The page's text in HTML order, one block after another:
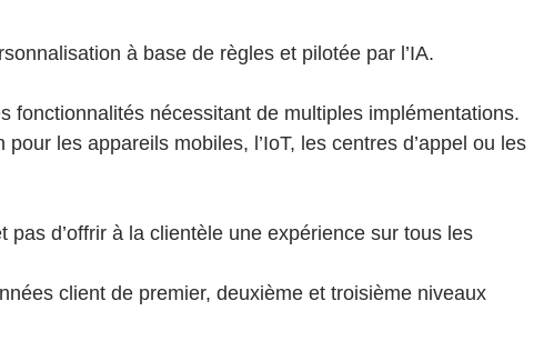
à base de règles et pilotée par l’IA.
fonctionnalités nécessitant de multiples implémentations.
les appareils mobiles, l’IoT, les centres d’appel ou les
d’offrir à la clientèle une expérience sur tous les
client de premier, deuxième et troisième niveaux